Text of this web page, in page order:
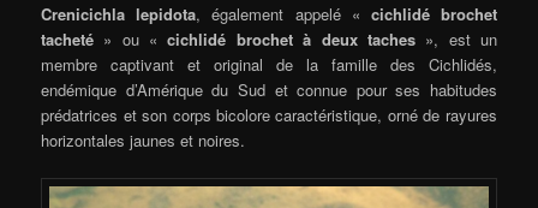
Crenicichla lepidota, également appelé « cichlidé brochet
tacheté » ou «cichlidé brochet à deux taches», est un
membre captivant et original de la famille des Cichlidés,
endémique d’Amérique du Sud et connue pour ses habitudes
prédatrices et son corps bicolore caractéristique, orné de rayures
horizontales jaunes et noires.